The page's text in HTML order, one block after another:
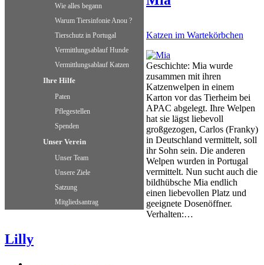
Wie alles begann
Warum Tiersinfonie Anou ?
Tierschutz in Portugal
Vermittlungsablauf Hunde
Vermittlungsablauf Katzen
Ihre Hilfe
Paten
Pflegestellen
Spenden
Unser Verein
Unser Team
Unsere Ziele
Satzung
Mitgliedsantrag
Katzen im Wartekörbchen
Geschichte: Mia wurde
zusammen mit ihren
Katzenwelpen in einem
Karton vor das Tierheim bei
APAC abgelegt. Ihre Welpen
hat sie lägst liebevoll
großgezogen, Carlos (Franky)
in Deutschland vermittelt, soll
ihr Sohn sein. Die anderen
Welpen wurden in Portugal
vermittelt. Nun sucht auch die
bildhübsche Mia endlich
einen liebevollen Platz und
geeignete Dosenöffner.
Verhalten:…
Lilly